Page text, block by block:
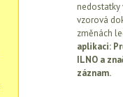
nedostatky
vzorová
změnách
aplikaci:
ILNO a
záznam.